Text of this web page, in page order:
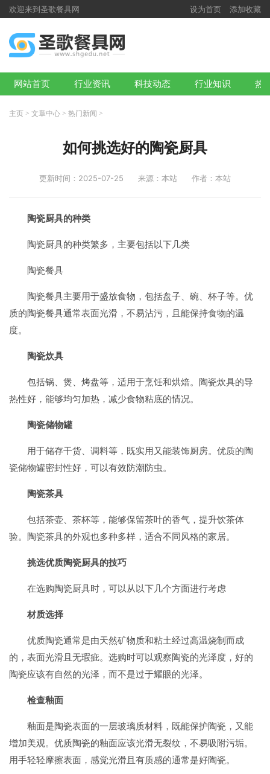
欢迎来到圣歌餐具网 设为首页 添加收藏
网站首页 行业资讯 科技动态 行业知识 热
主页 > 文章中心 > 热门新闻 >
如何挑选好的陶瓷厨具
更新时间：2025-07-25 来源：本站 作者：本站
陶瓷厨具的种类
陶瓷厨具的种类繁多，主要包括以下几类
陶瓷餐具
陶瓷餐具主要用于盛放食物，包括盘子、碗、杯子等。优
质的陶瓷餐具通常表面光滑，不易沾污，且能保持食物的温
度。
陶瓷炊具
包括锅、煲、烤盘等，适用于烹饪和烘焙。陶瓷炊具的导
热性好，能够均匀加热，减少食物粘底的情况。
陶瓷储物罐
用于储存干货、调料等，既实用又能装饰厨房。优质的陶
瓷储物罐密封性好，可以有效防潮防虫。
陶瓷茶具
包括茶壶、茶杯等，能够保留茶叶的香气，提升饮茶体
验。陶瓷茶具的外观也多种多样，适合不同风格的家居。
挑选优质陶瓷厨具的技巧
在选购陶瓷厨具时，可以从以下几个方面进行考虑
材质选择
优质陶瓷通常是由天然矿物质和粘土经过高温烧制而成
的，表面光滑且无瑕疵。选购时可以观察陶瓷的光泽度，好的
陶瓷应该有自然的光泽，而不是过于耀眼的光泽。
检查釉面
釉面是陶瓷表面的一层玻璃质材料，既能保护陶瓷，又能
增加美观。优质陶瓷的釉面应该光滑无裂纹，不易吸附污垢。
用手轻轻摩擦表面，感觉光滑且有质感的通常是好陶瓷。